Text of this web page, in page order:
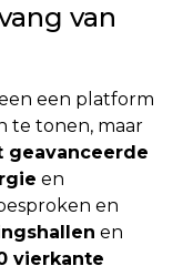
van
een platform
te tonen, maar
geavanceerde
en
en
en
vierkante